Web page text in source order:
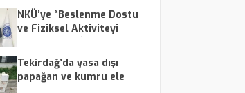
kaçtı
NKÜ’ye “Beslenme Dostu
ve Fiziksel Aktiviteyi
belgesi
Tekirdağ’da yasa dışı
papağan ve kumru ele